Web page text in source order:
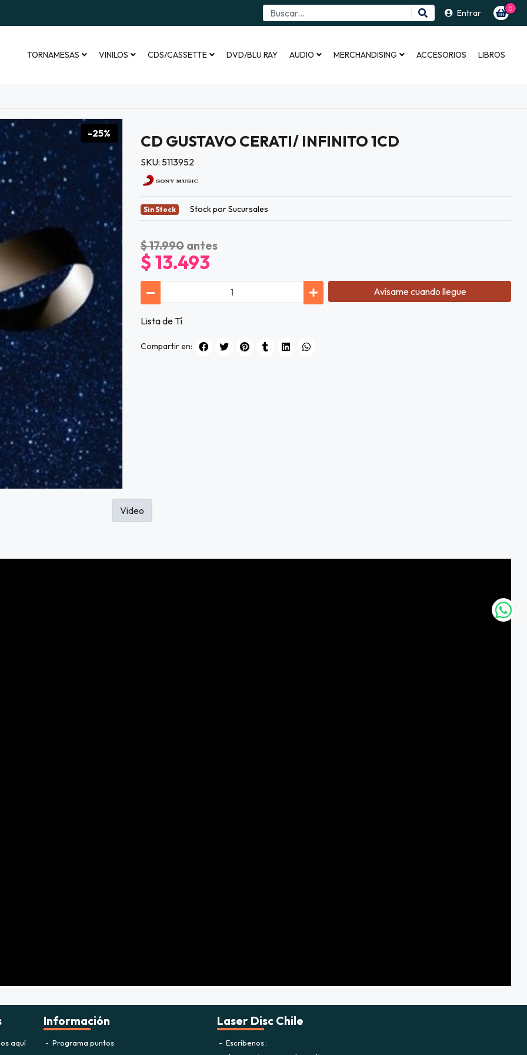
Entrar 0
TORNAMESAS VINILOS CDS/CASSETTE DVD/BLU RAY AUDIO MERCHANDISING ACCESORIOS LIBROS
-25% CD GUSTAVO CERATI/ INFINITO 1CD
SKU: 5113952
Sin Stock Stock por Sucursales
$ 17.990 antes
$ 13.493
Avísame cuando llegue
Lista de Tí
Compartir en:
Video
aquí
Información
Programa puntos
Laser Disc Chile
Escríbenos